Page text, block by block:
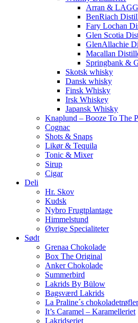
Arran &
BenRiach
Fary Lochan
Glen Scotia
GlenAllachie
Macallan
Springbank &
Skotsk whisky
Dansk whisky
Finsk Whisky
Irsk Whiskey
Japansk Whisky
Knaplund – Booze To The
Cognac
Shots & Snaps
Likør & Tequila
Tonic & Mixer
Sirup
Cigar
Deli
Hr. Skov
Kudsk
Nybro Frugtplantage
Himmelstund
Øvrige Specialiteter
Sødt
Grenaa Chokolade
Box The Original
Anker Chokolade
Summerbird
Lakrids By Bülow
Bagsværd Lakrids
La Praline´s chokoladetrøfler
It’s Caramel – Karamelleriet
Lakridseriet